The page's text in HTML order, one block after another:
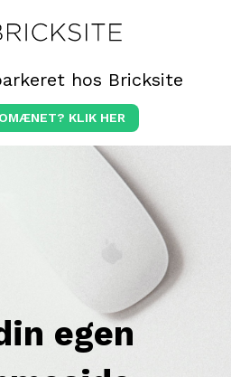
hos Bricksite
KLIK HER
egen